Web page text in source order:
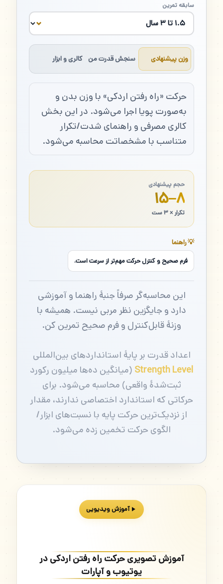
سابقه تمرین
وزن پیشنهادی سنجش قدرت من کالری و ابزار
حرکت «راه رفتن اردکی» با وزن بدن و
به‌صورت پویا اجرا می‌شود. در این بخش
کالری مصرفی و راهنمای شدت/تکرار
متناسب با مشخصاتت محاسبه می‌شود.
حجم پیشنهادی
۸–۱۵
تکرار × ۳ ست
💡 راهنما
فرم صحیح و کنترل حرکت مهم‌تر از سرعت است.
این محاسبه‌گر صرفاً جنبهٔ راهنما و آموزشی
دارد و جایگزین نظر مربی نیست. همیشه با
وزنهٔ قابل‌کنترل و فرم صحیح تمرین کن.
اعداد قدرت بر پایهٔ استانداردهای بین‌المللی
Strength Level (میانگین ده‌ها میلیون رکورد
ثبت‌شدهٔ واقعی) محاسبه می‌شود. برای
حرکاتی که استاندارد اختصاصی ندارند، مقدار
از نزدیک‌ترین حرکت پایه با نسبت‌های ابزار/
الگوی حرکت تخمین زده می‌شود.
آموزش ویدیویی
آموزش تصویری حرکت راه رفتن اردکی در
یوتیوب و آپارات